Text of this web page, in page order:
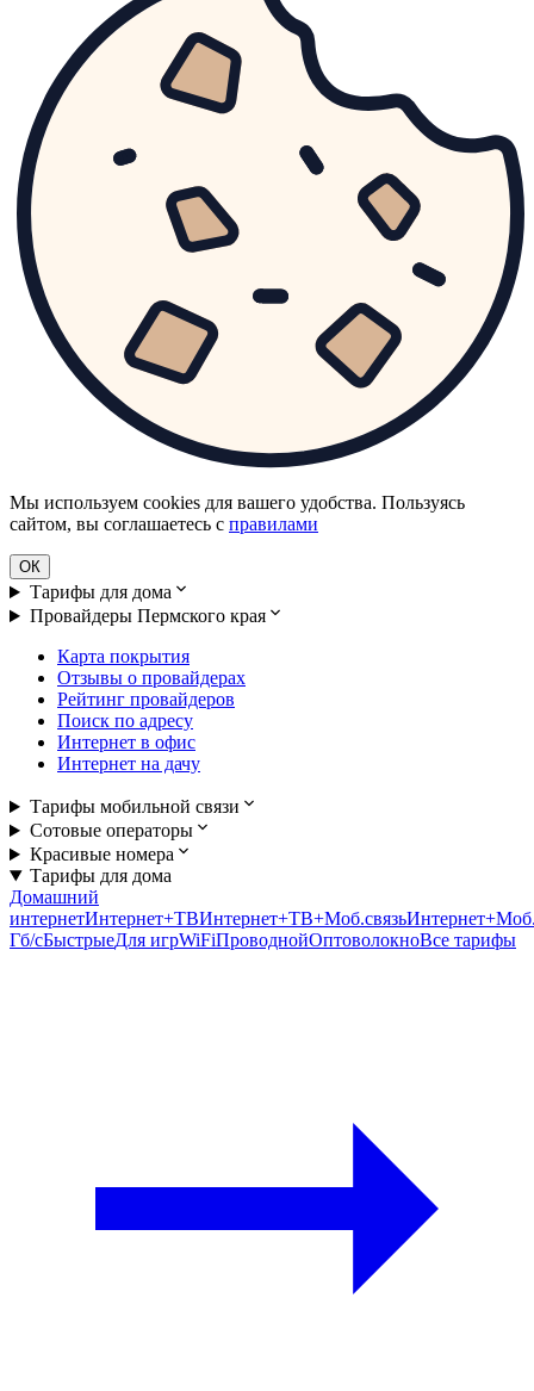
Мы используем cookies для вашего удобства. Пользуясь
сайтом, вы соглашаетесь с правилами
ОК
Тарифы для дома
Провайдеры Пермского края
Карта покрытия
Отзывы о провайдерах
Рейтинг провайдеров
Поиск по адресу
Интернет в офис
Интернет на дачу
Тарифы мобильной связи
Сотовые операторы
Красивые номера
Тарифы для дома
Домашний
интернетИнтернет+ТВИнтернет+ТВ+Моб.связь
Гб/cБыстрыеДля игрWiFiПроводнойОптоволокноВсе тарифы